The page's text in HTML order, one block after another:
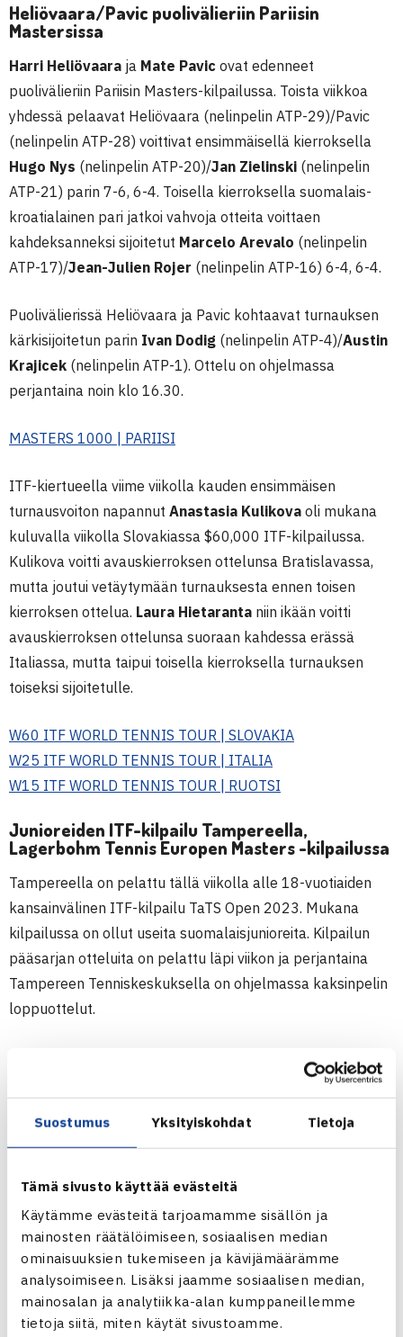
Suostumus Yksityiskohdat Tietoja
Tämä sivusto käyttää evästeitä
Käytämme evästeitä tarjoamamme sisällön ja
mainosten räätälöimiseen, sosiaalisen median
ominaisuuksien tukemiseen ja kävijämäärämme
analysoimiseen. Lisäksi jaamme sosiaalisen median,
mainosalan ja analytiikka-alan kumppaneillemme
tietoja siitä, miten käytät sivustoamme.
Heliövaara/Pavic puolivälieriin Pariisin
Mastersissa
Harri Heliövaara ja Mate Pavic ovat edenneet
puolivälieriin Pariisin Masters-kilpailussa. Toista viikkoa
yhdessä pelaavat Heliövaara (nelinpelin ATP-29)/Pavic
(nelinpelin ATP-28) voittivat ensimmäisellä kierroksella
Hugo Nys (nelinpelin ATP-20)/Jan Zielinski (nelinpelin
ATP-21) parin 7-6, 6-4. Toisella kierroksella suomalais-
kroatialainen pari jatkoi vahvoja otteita voittaen
kahdeksanneksi sijoitetut Marcelo Arevalo (nelinpelin
ATP-17)/Jean-Julien Rojer (nelinpelin ATP-16) 6-4, 6-4.
Puolivälierissä Heliövaara ja Pavic kohtaavat turnauksen
kärkisijoitetun parin Ivan Dodig (nelinpelin ATP-4)/Austin
Krajicek (nelinpelin ATP-1). Ottelu on ohjelmassa
perjantaina noin klo 16.30.
MASTERS 1000 | PARIISI
ITF-kiertueella viime viikolla kauden ensimmäisen
turnausvoiton napannut Anastasia Kulikova oli mukana
kuluvalla viikolla Slovakiassa $60,000 ITF-kilpailussa.
Kulikova voitti avauskierroksen ottelunsa Bratislavassa,
mutta joutui vetäytymään turnauksesta ennen toisen
kierroksen ottelua. Laura Hietaranta niin ikään voitti
avauskierroksen ottelunsa suoraan kahdessa erässä
Italiassa, mutta taipui toisella kierroksella turnauksen
toiseksi sijoitetulle.
W60 ITF WORLD TENNIS TOUR | SLOVAKIA
W25 ITF WORLD TENNIS TOUR | ITALIA
W15 ITF WORLD TENNIS TOUR | RUOTSI
Junioreiden ITF-kilpailu Tampereella,
Lagerbohm Tennis Europen Masters -kilpailussa
Tampereella on pelattu tällä viikolla alle 18-vuotiaiden
kansainvälinen ITF-kilpailu TaTS Open 2023. Mukana
kilpailussa on ollut useita suomalaisjunioreita. Kilpailun
pääsarjan otteluita on pelattu läpi viikon ja perjantaina
Tampereen Tenniskeskuksella on ohjelmassa kaksinpelin
loppuottelut.
Poikien sarjan finaali on täysin sinivalkoinen, kun
kaksinpelin turnausvoitosta pelaavat kärkisijoitettuOskari
Martikainen(HVS). Tyttöjen sarjassa parhaana
Poikien nelinpelissä Paldanius/Martikainen tuuletti
torstaina turnausvoittoa kukistamalla loppuottelussa
Felix Alopaeus(HVS)/Jami Savolainen (HVS) parin 6-3,
6-4. Tyttöjen sarjassaNuppu Palm(Smash) yhdessä
kiinalaisen parinMoran Jinkanssa taipuivat
loppuottelussa toiseksi sijoitetuilleAllessandra